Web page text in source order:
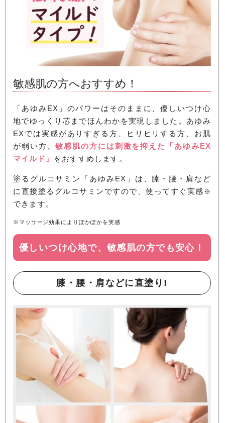
敏感肌の方へおすすめ！
「あゆみEX」のパワーはそのままに、優しいつけ心
地でゆっくり芯までほんわかを実現しました。あゆみ
EXでは実感がありすぎる方、ヒリヒリする方、お肌
が弱い方、敏感肌の方には刺激を抑えた「あゆみEX
マイルド」
をおすすめします。
塗るグルコサミン「あゆみEX」は、膝・腰・肩など
に直接塗るグルコサミンですので、使ってすぐ実感 ※
できます。
※マッサージ効果によりぽかぽかを実感
優しいつけ心地で、敏感肌の方でも安心！
膝・腰・肩などに直塗り!